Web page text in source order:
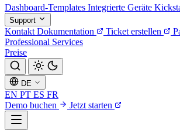
Dashboard-Templates Integrierte Geräte
Support
Kontakt Dokumentation Ticket erstellen
Professional Services
Preise
DE
EN PT ES FR
Demo buchen
Jetzt starten